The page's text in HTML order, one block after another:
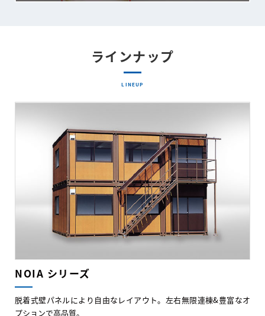
ラインナップ
LINEUP
NOIA シリーズ
脱着式壁パネルにより自由なレイアウト。左右無限連棟&豊富なオ
プションで高品質。